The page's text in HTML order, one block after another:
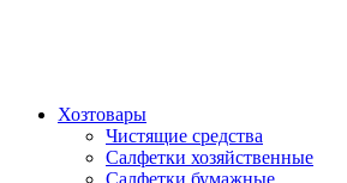
Хозтовары
Чистящие средства
Салфетки хозяйственные
Салфетки бумажные